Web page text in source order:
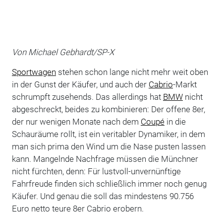
Von Michael Gebhardt/SP-X
Sportwagen stehen schon lange nicht mehr weit oben
in der Gunst der Käufer, und auch der Cabrio-Markt
schrumpft zusehends. Das allerdings hat BMWnicht
abgeschreckt, beides zu kombinieren: Der offene 8er,
der nur wenigen Monate nach dem Coupéin die
Schauräume rollt, ist ein veritabler Dynamiker, in dem
man sich prima den Wind um die Nase pusten lassen
kann. Mangelnde Nachfrage müssen die Münchner
nicht fürchten, denn: Für lustvoll-unvernünftige
Fahrfreude finden sich schließlich immer noch genug
Käufer. Und genau die soll das mindestens 90.756
Euro netto teure 8er Cabrio erobern.